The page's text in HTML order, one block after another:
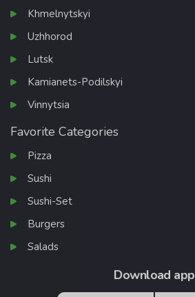
Khmelnytskyi
Uzhhorod
Lutsk
Kamianets-Podilskyi
Vinnytsia
Favorite Categories
Pizza
Sushi
Sushi-Set
Burgers
Salads
Download app